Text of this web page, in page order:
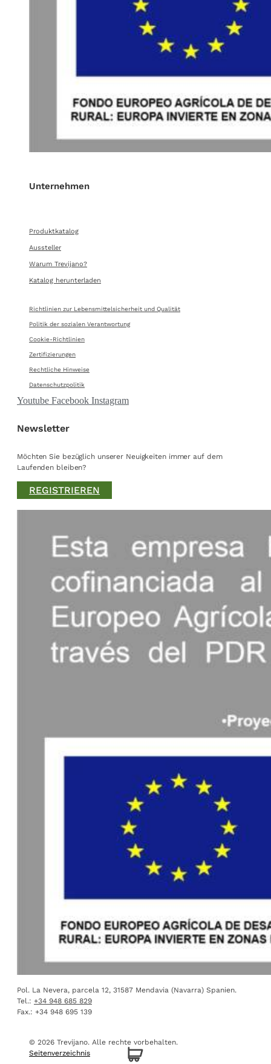
Unternehmen
Produktkatalog
Aussteller
Warum Trevijano?
Katalog herunterladen
Richtlinien zur Lebensmittelsicherheit und Qualität
Politik der sozialen Verantwortung
Cookie-Richtlinien
Zertifizierungen
Rechtliche Hinweise
Datenschutzpolitik
Youtube Facebook Instagram
Newsletter
Möchten Sie bezüglich unserer Neuigkeiten immer auf dem
Laufenden bleiben?
REGISTRIEREN
Pol. La Nevera, parcela 12, 31587 Mendavia (Navarra) Spanien.
Tel.: +34 948 685 829
Fax.: +34 948 695 139
© 2026 Trevijano. Alle rechte vorbehalten.
Seitenverzeichnis